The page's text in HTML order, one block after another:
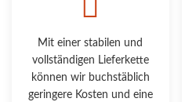
Mit einer stabilen und
vollständigen Lieferkette
können wir buchstäblich
geringere Kosten und eine